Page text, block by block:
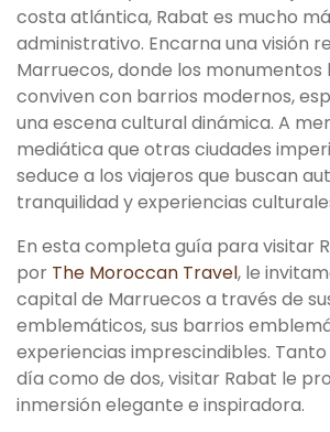
costa atlántica, Rabat es mucho
administrativo. Encarna una visión
Marruecos, donde los monumentos
conviven con barrios modernos,
una escena cultural dinámica. A
mediática que otras ciudades
seduce a los viajeros que buscan
tranquilidad y experiencias
En esta completa guía para visitar
por The Moroccan Travel, le
capital de Marruecos a través de
emblemáticos, sus barrios
experiencias imprescindibles. Tanto
día como de dos, visitar Rabat le
inmersión elegante e inspiradora.